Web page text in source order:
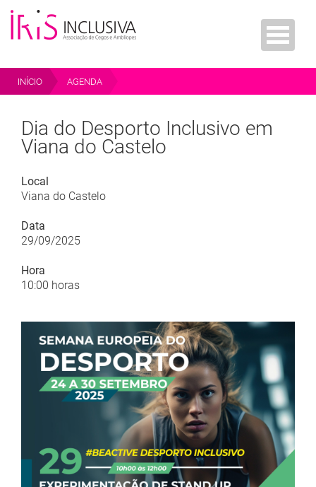
INÍCIO AGENDA
Dia do Desporto Inclusivo em
Viana do Castelo
Local
Viana do Castelo
Data
29/09/2025
Hora
10:00 horas